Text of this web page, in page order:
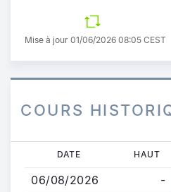
Mise à jour 01/06/2026 08:05 CEST
COURS
contenu
DATE HAUT
06/08/2026 -